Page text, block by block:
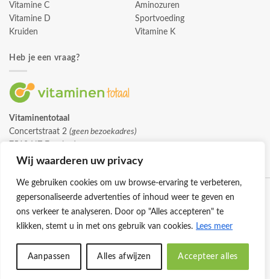
Wij waarderen uw privacy
We gebruiken cookies om uw browse-ervaring te verbeteren,
gepersonaliseerde advertenties of inhoud weer te geven en
ons verkeer te analyseren. Door op "Alles accepteren" te
klikken, stemt u in met ons gebruik van cookies. Lees meer
Aanpassen Alles afwijzen Accepteer alles
Vitamine C
Vitamine D
Kruiden
Aminozuren
Sportvoeding
Vitamine K
Heb je een vraag?
Vitaminentotaal
Concertstraat 2 (geen bezoekadres)
info@vitaminentotaal.nl
© 2026 -Vitaminentotaal.nl